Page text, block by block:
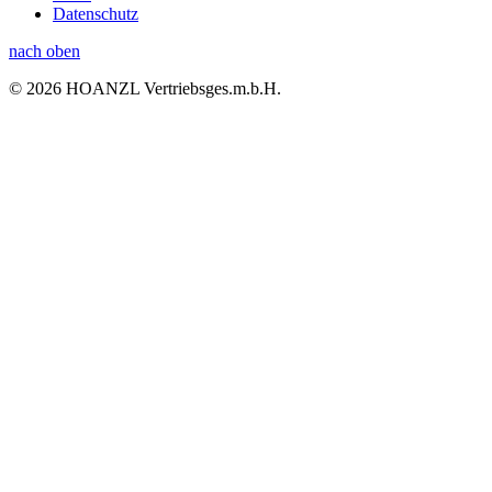
Datenschutz
nach oben
© 2026 HOANZL Vertriebsges.m.b.H.